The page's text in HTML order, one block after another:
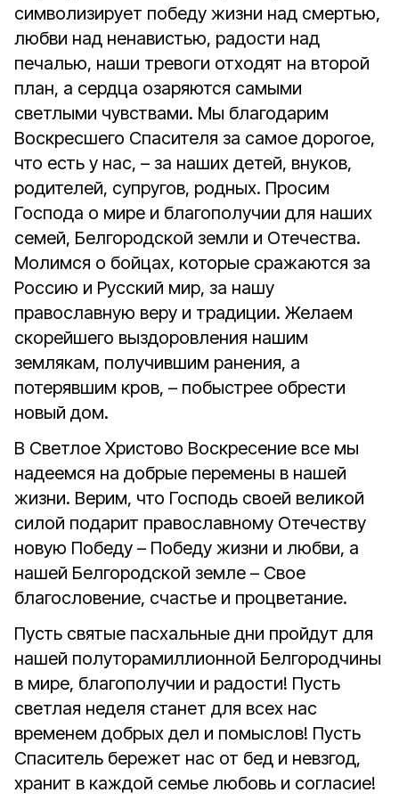
символизирует победу жизни над смертью,
любви над ненавистью, радости над
печалью, наши тревоги отходят на второй
план, а сердца озаряются самыми
светлыми чувствами. Мы благодарим
Воскресшего Спасителя за самое дорогое,
что есть у нас, – за наших детей, внуков,
родителей, супругов, родных. Просим
Господа о мире и благополучии для наших
семей, Белгородской земли и Отечества.
Молимся о бойцах, которые сражаются за
Россию и Русский мир, за нашу
православную веру и традиции. Желаем
скорейшего выздоровления нашим
землякам, получившим ранения, а
потерявшим кров, – побыстрее обрести
новый дом.
В Светлое Христово Воскресение все мы
надеемся на добрые перемены в нашей
жизни. Верим, что Господь своей великой
силой подарит православному Отечеству
новую Победу – Победу жизни и любви, а
нашей Белгородской земле – Свое
благословение, счастье и процветание.
Пусть святые пасхальные дни пройдут для
нашей полуторамиллионной Белгородчины
в мире, благополучии и радости! Пусть
светлая неделя станет для всех нас
временем добрых дел и помыслов! Пусть
Спаситель бережет нас от бед и невзгод,
хранит в каждой семье любовь и согласие!